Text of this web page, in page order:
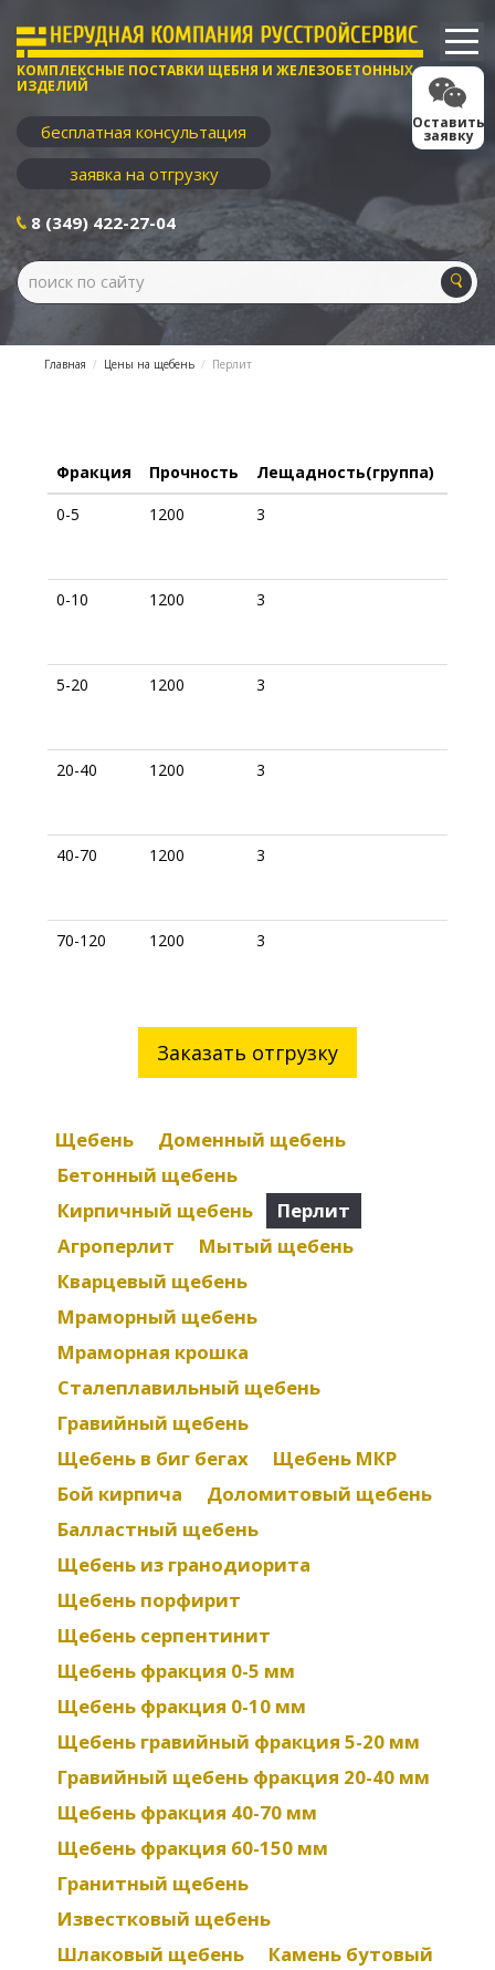
Оставить
заявку
КОМПЛЕКСНЫЕ ПОСТАВКИ ЩЕБНЯ И ЖЕЛЕЗОБЕТОННЫХ
ИЗДЕЛИЙ
бесплатная консультация
заявка на отгрузку
8 (349) 422-27-04
Главная Цены на щебень Перлит
Фракция Прочность Лещадность(группа)
0-5
1200 3
0-10 1200 3
5-20 1200 3
20-40 1200 3
40-70 1200 3
70-120 1200 3
Заказать отгрузку
Щебень
Доменный щебень
Бетонный щебень
Кирпичный щебень
Перлит
Агроперлит
Мытый щебень
Кварцевый щебень
Мраморный щебень
Мраморная крошка
Сталеплавильный щебень
Гравийный щебень
Щебень в биг бегах
Щебень МКР
Бой кирпича
Доломитовый щебень
Балластный щебень
Щебень из гранодиорита
Щебень порфирит
Щебень серпентинит
Щебень фракция 0-5 мм
Щебень фракция 0-10 мм
Щебень гравийный фракция 5-20 мм
Гравийный щебень фракция 20-40 мм
Щебень фракция 40-70 мм
Щебень фракция 60-150 мм
Гранитный щебень
Известковый щебень
Шлаковый щебень
Камень бутовый